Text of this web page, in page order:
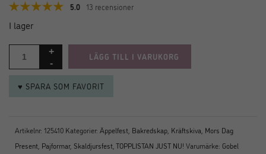
5.0 13 recensioner
I lager
LÄGG TILL I VARUKORG
♥ SPARA SOM FAVORIT
Artikelnr: 125410 Kategorier: Äppelfest Bakredskap Kräftskiva Mors Dag
Present Pajformar, Skaldjursfest TOPPLISTAN JUST NU! Varumärke: Gobel